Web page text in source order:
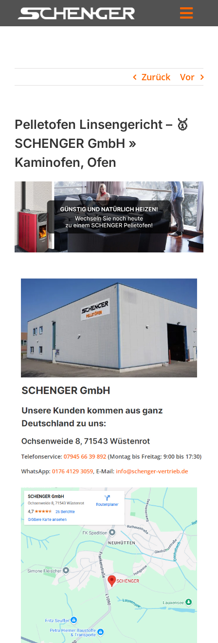
Inhalt
HÄNDLERSUCHE
UNTERNEHMEN
PROFIL
WARENKORB
PRODUCTS
SEARCH
Zurück Vor
Pelletofen Linsengericht – 🥇
SCHENGER GmbH »
Kaminofen, Ofen